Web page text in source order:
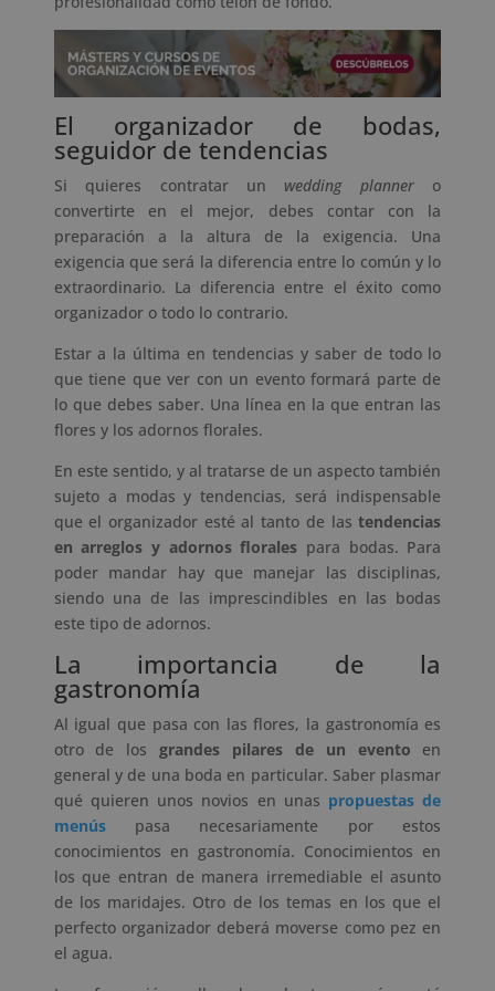
El organizador de bodas,
seguidor de tendencias
Si quieres contratar un wedding plannero
convertirte en el mejor, debes contar con la
preparación a la altura de la exigencia. Una
exigencia que será la diferencia entre lo común y lo
extraordinario. La diferencia entre el éxito como
organizador o todo lo contrario.
Estar a la última en tendencias y saber de todo lo
que tiene que ver con un evento formará parte de
lo que debes saber. Una línea en la que entran las
flores y los adornos florales.
En este sentido, y al tratarse de un aspecto también
sujeto a modas y tendencias, será indispensable
que el organizador esté al tanto de lastendencias
en arreglos y adornos florales para bodas. Para
poder mandar hay que manejar las disciplinas,
siendo una de las imprescindibles en las bodas
este tipo de adornos.
La importancia de la
gastronomía
Al igual que pasa con las flores, la gastronomía es
otro de losgrandes pilares de un evento en
general y de una boda en particular. Saber plasmar
qué quieren unos novios en unas propuestas de
menúspasa necesariamente por estos
conocimientos en gastronomía. Conocimientos en
los que entran de manera irremediable el asunto
de los maridajes. Otro de los temas en los que el
perfecto organizador deberá moverse como pez en
el agua.